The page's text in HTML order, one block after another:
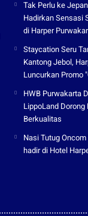
Tak Perlu ke
Hadirkan Sensasi
di Harper
Staycation Seru
Kantong Jebol,
Luncurkan Promo
HWB Purwakarta
LippoLand Dorong
Berkualitas
Nasi Tutug
hadir di Hotel